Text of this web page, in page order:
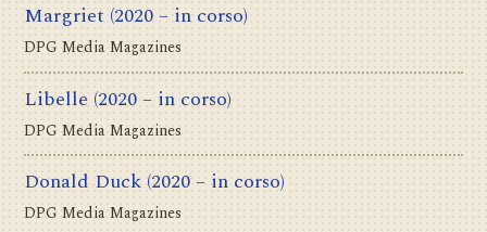
Margriet (2020 – in corso)
DPG Media Magazines
Libelle (2020 – in corso)
DPG Media Magazines
Donald Duck (2020 – in corso)
DPG Media Magazines